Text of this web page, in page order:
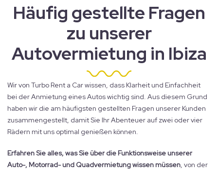
Häufig gestellte Fragen
zu unserer
Autovermietung in Ibiza
Wir von Turbo Rent a Car wissen, dass Klarheit und Einfachheit
bei der Anmietung eines Autos wichtig sind. Aus diesem Grund
haben wir die am häufigsten gestellten Fragen unserer Kunden
zusammengestellt, damit Sie Ihr Abenteuer auf zwei oder vier
Rädern mit uns optimal genießen können.
Erfahren Sie alles, was Sie über die Funktionsweise unserer
Auto-, Motorrad- und Quadvermietung wissen müssen , von der